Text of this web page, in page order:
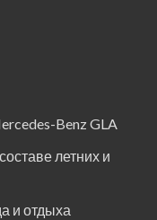
Benz GLA
летних и
и отдыха